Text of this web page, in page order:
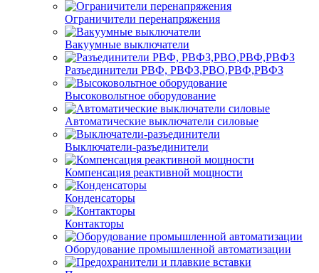
Ограничители перенапряжения
Вакуумные выключатели
Разъединители РВФ, РВФЗ,РВО,РВФ,РВФЗ
Высоковольтное оборудование
Автоматические выключатели cиловые
Выключатели-разъединители
Компенсация реактивной мощности
Конденсаторы
Контакторы
Оборудование промышленной автоматизации